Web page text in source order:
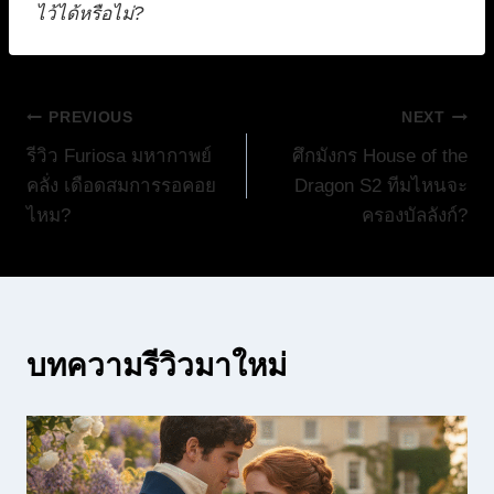
ไว้ได้หรือไม่?
แนะแนว
เรื่อง
PREVIOUS
รีวิว Furiosa มหากาพย์
คลั่ง เดือดสมการรอคอย
ไหม?
NEXT
ศึกมังกร House of the
Dragon S2 ทีมไหนจะ
ครองบัลลังก์?
บทความรีวิวมาใหม่